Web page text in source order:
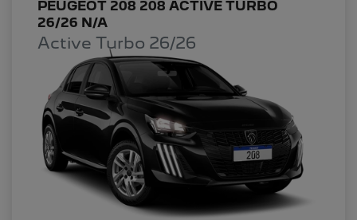
PEUGEOT 208 208 ACTIVE TURBO
26/26 N/A
Active Turbo 26/26